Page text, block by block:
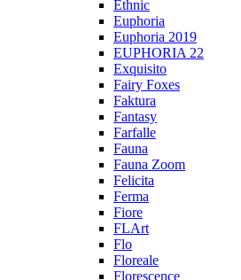
Ethnic
Euphoria
Euphoria 2019
EUPHORIA 22
Exquisito
Fairy Foxes
Faktura
Fantasy
Farfalle
Fauna
Fauna Zoom
Felicita
Ferma
Fiore
FLArt
Flo
Floreale
Florescence